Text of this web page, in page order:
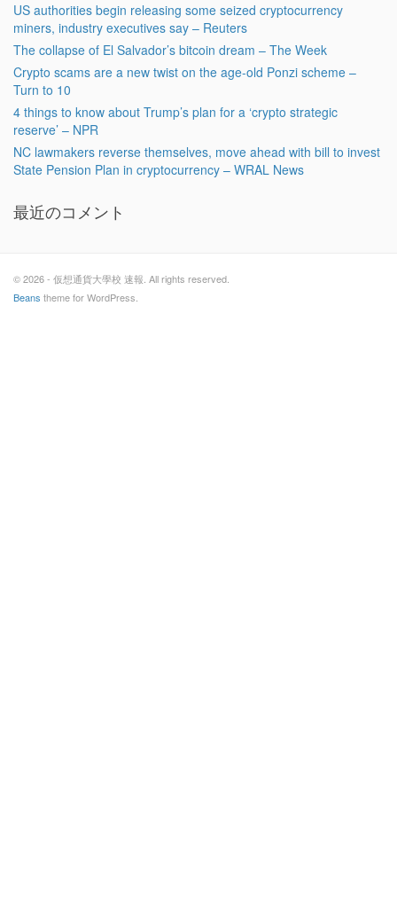
US authorities begin releasing some seized cryptocurrency
miners, industry executives say – Reuters
The collapse of El Salvador’s bitcoin dream – The Week
Crypto scams are a new twist on the age-old Ponzi scheme –
Turn to 10
4 things to know about Trump’s plan for a ‘crypto strategic
reserve’ – NPR
NC lawmakers reverse themselves, move ahead with bill to invest
State Pension Plan in cryptocurrency – WRAL News
最近のコメント
© 2026 - 仮想通貨大學校 速報. All rights reserved.
Beans theme for WordPress.